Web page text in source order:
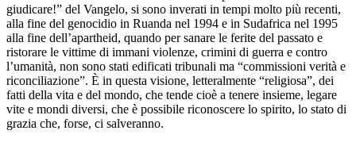
giudicare!” del Vangelo, si sono inverati in tempi molto più recenti,
alla fine del genocidio in Ruanda nel 1994 e in Sudafrica nel 1995
alla fine dell’apartheid, quando per sanare le ferite del passato e
ristorare le vittime di immani violenze, crimini di guerra e contro
l’umanità, non sono stati edificati tribunali ma “commissioni verità e
riconciliazione”. È in questa visione, letteralmente “religiosa”, dei
fatti della vita e del mondo, che tende cioè a tenere insieme, legare
vite e mondi diversi, che è possibile riconoscere lo spirito, lo stato di
grazia che, forse, ci salveranno.